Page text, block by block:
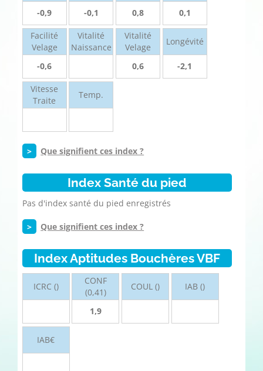
-0,9
-0,1
0,8
0,1
Facilité
Velage
-0,6
Vitalité
Naissance
Vitalité
Velage
0,6
Longévité
-2,1
Vitesse
Traite
Temp.
> Que signifient ces index ?
Index Santé du pied
Pas d'index santé du pied enregistrés
> Que signifient ces index ?
Index Aptitudes Bouchères VBF
ICRC ()
CONF
(0,41)
1,9
COUL () IAB ()
IAB€